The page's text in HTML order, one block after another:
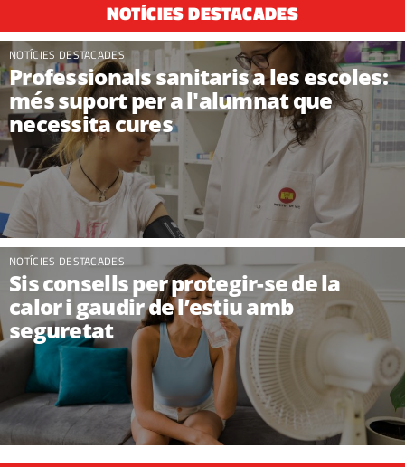
NOTÍCIES DESTACADES
NOTÍCIES DESTACADES
Professionals sanitaris a les escoles:
més suport per a l'alumnat que
necessita cures
NOTÍCIES DESTACADES
Sis consells per protegir-se de la
calor i gaudir de l’estiu amb
seguretat